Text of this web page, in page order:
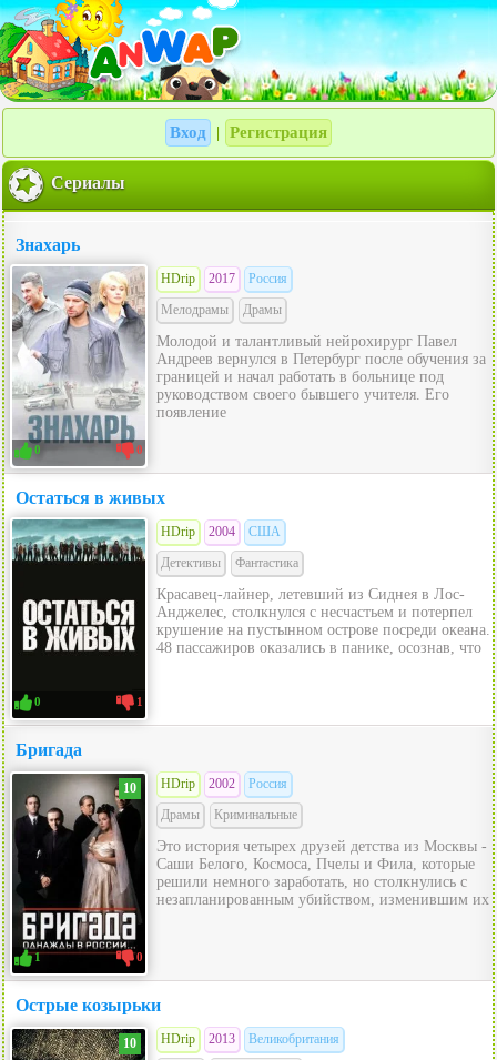
Вход Регистрация
Сериалы
Знахарь
0 0
HDrip 2017
Россия
Мелодрамы
Драмы
Молодой и талантливый нейрохирург Павел
Андреев вернулся в Петербург после обучения за
границей и начал работать в больнице под
руководством своего бывшего учителя. Его
появление
Остаться в живых
0 1
HDrip 2004
США
Детективы
Фантастика
Красавец-лайнер, летевший из Сиднея в Лос-
Анджелес, столкнулся с несчастьем и потерпел
крушение на пустынном острове посреди океана.
48 пассажиров оказались в панике, осознав, что
Бригада
10
1 0
HDrip 2002
Россия
Драмы
Криминальные
Это история четырех друзей детства из Москвы -
Саши Белого, Космоса, Пчелы и Фила, которые
решили немного заработать, но столкнулись с
незапланированным убийством, изменившим их
Острые козырьки
10 HDrip 2013
Великобритания